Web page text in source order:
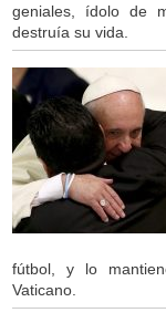
geniales, ídolo de
destruía su vida.
fútbol, y lo
Vaticano.